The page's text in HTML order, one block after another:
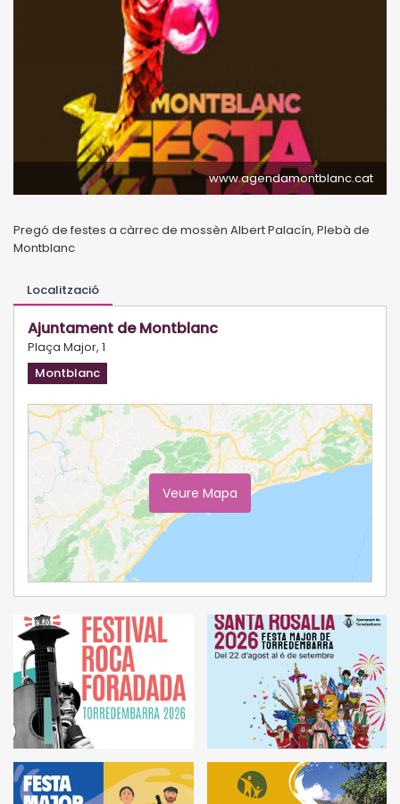
www.agendamontblanc.cat
Pregó de festes a càrrec de mossèn Albert Palacín, Plebà de
Montblanc
Localització
Ajuntament de Montblanc
Plaça Major, 1
Montblanc
Veure Mapa